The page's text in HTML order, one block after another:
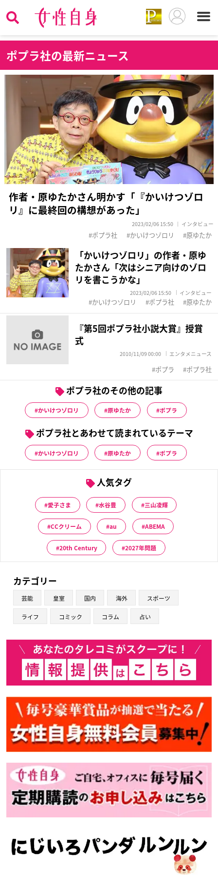
ポプラ社の最新ニュース
作者・原ゆたかさん明かす「『かいけつゾロ
リ』に最終回の構想があった」
2023/02/06 15:50 インタビュー
ポプラ社 かいけつゾロリ 原ゆたか
「かいけつゾロリ」の作者・原ゆ
たかさん「次はシニア向けのゾロ
リを書こうかな」
2023/02/06 15:50 インタビュー
かいけつゾロリ ポプラ社 原ゆたか
『第5回ポプラ社小説大賞』授賞
式
2010/11/09 00:00 エンタメニュース
ポプラ ポプラ社
ポプラ社のその他の記事
かいけつゾロリ 原ゆたか ポプラ
ポプラ社とあわせて読まれているテーマ
かいけつゾロリ 原ゆたか ポプラ
人気タグ
愛子さま 水谷豊 三山凌輝
CCクリーム au ABEMA
20th Century 2027年問題
カテゴリー
芸能 皇室 国内 海外 スポーツ
ライフ コミック コラム 占い